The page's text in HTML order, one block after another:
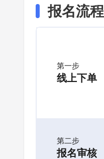
报名流程
第一步
线上下单
第二步
报名审核